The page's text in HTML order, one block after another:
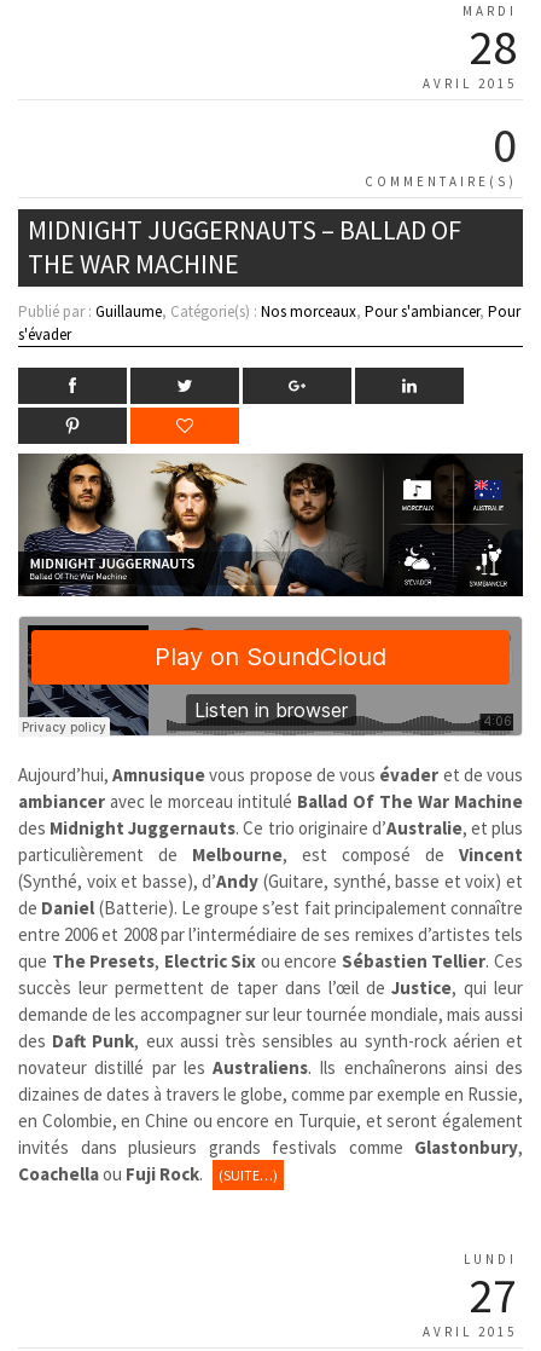
MARDI
28
AVRIL 2015
0
COMMENTAIRE(S)
MIDNIGHT JUGGERNAUTS – BALLAD OF
THE WAR MACHINE
Publié par : Guillaume, Catégorie(s) : Nos morceaux, Pour s'ambiancer, Pour
s'évader
Aujourd’hui,Amnusiquevous propose de vous évader et de vous
ambiancer avec le morceau intitulé Ballad Of The War Machine
des Midnight Juggernauts. Ce trio originaire d’Australie, et plus
particulièrement de Melbourne, est composé de Vincent
(Synthé, voix et basse), d’Andy (Guitare, synthé, basse et voix) et
de Daniel (Batterie). Le groupe s’est fait principalement connaître
entre 2006 et 2008 par l’intermédiaire de ses remixes d’artistes tels
que The Presets, Electric Six ou encore Sébastien Tellier. Ces
succès leur permettent de taper dans l’œil deJustice, qui leur
demande de les accompagner sur leur tournée mondiale, mais aussi
des Daft Punk, eux aussi très sensibles au synth-rock aérien et
novateur distillé par les Australiens. Ils enchaînerons ainsi des
dizaines de dates à travers le globe, comme par exemple en Russie,
en Colombie, en Chine ou encore en Turquie, et seront également
invités dans plusieurs grands festivals comme Glastonbury,
Coachellaou Fuji Rock. (SUITE…)
LUNDI
27
AVRIL 2015